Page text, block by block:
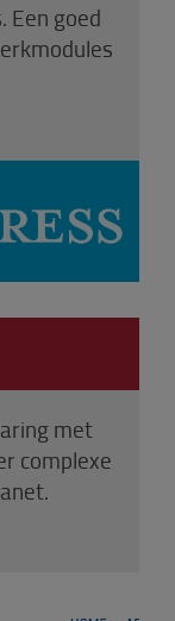
Een goed
met
complexe